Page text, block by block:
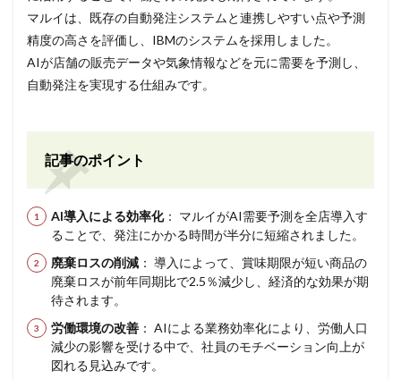
マルイは、既存の自動発注システムと連携しやすい点や予測
精度の高さを評価し、IBMのシステムを採用しました。
AIが店舗の販売データや気象情報などを元に需要を予測し、
自動発注を実現する仕組みです。
記事のポイント
AI導入による効率化： マルイがAI需要予測を全店導入す
ることで、発注にかかる時間が半分に短縮されました。
廃棄ロスの削減 ： 導入によって、賞味期限が短い商品の
廃棄ロスが前年同期比で2.5％減少し、経済的な効果が期
待されます。
労働環境の改善 ： AIによる業務効率化により、労働人口
減少の影響を受ける中で、社員のモチベーション向上が
図れる見込みです。